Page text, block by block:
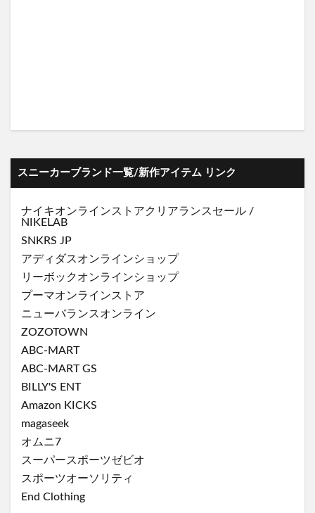
スニーカーブランド一覧/新作アイテム リンク
ナイキオンラインストアクリアランスセール /
NIKELAB
SNKRS JP
アディダスオンラインショップ
リーボックオンラインショップ
プーマオンラインストア
ニューバランスオンライン
ZOZOTOWN
ABC-MART
ABC-MART GS
BILLY'S ENT
Amazon KICKS
magaseek
オムニ7
スーパースポーツゼビオ
スポーツオーソリティ
End Clothing